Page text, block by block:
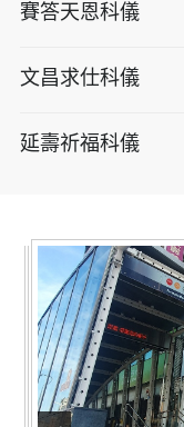
賽答天恩科儀
文昌求仕科儀
延壽祈福科儀